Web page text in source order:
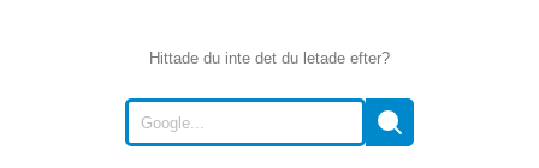
Hittade du inte det du letade efter?